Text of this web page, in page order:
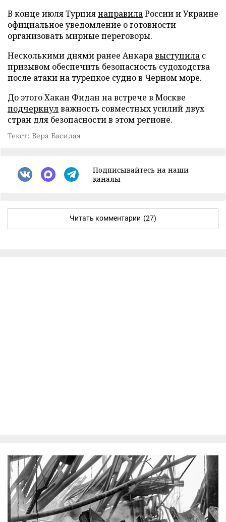
В конце июля ТурциянаправилаРоссии и Украине
официальное уведомление о готовности
организовать мирные переговоры.
Несколькими днями ранее Анкаравыступила с
призывом обеспечить безопасность судоходства
после атаки на турецкое судно в Черном море.
До этого Хакан Фидан на встрече в Москве
подчеркнулважность совместных усилий двух
стран для безопасности в этом регионе.
Текст: Вера Басилая
Подписывайтесь на наши
каналы
Читать комментарии (27)